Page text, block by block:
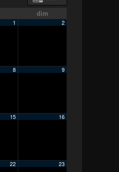
dim
1 2
8 9
15 16
22 23